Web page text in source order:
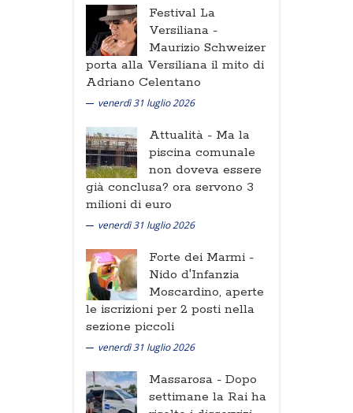
Festival La
Versiliana -
Maurizio Schweizer
porta alla Versiliana il mito di
Adriano Celentano
venerdì 31 luglio 2026
Attualità - Ma la
piscina comunale
non doveva essere
già conclusa? ora servono 3
milioni di euro
venerdì 31 luglio 2026
Forte dei Marmi -
Nido d'Infanzia
Moscardino, aperte
le iscrizioni per 2 posti nella
sezione piccoli
venerdì 31 luglio 2026
Massarosa - Dopo
settimane la Rai ha